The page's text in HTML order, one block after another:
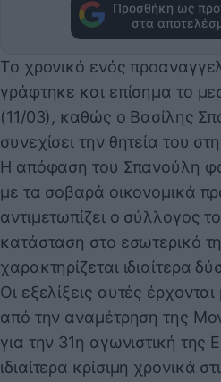
Προσθήκη ως
στα
Το χρονικό ενός
γράφτηκε και επίσημα το
(11/03), καθώς ο Βασίλης
συνεχίσει την θητεία του
Η απόφαση του Σπανούλη
με τα σοβαρά οικονομικά
αντιμετωπίζει ο σύλλογος
κατάσταση στο εσωτερικό
χαρακτηρίζεται ιδιαίτερα
Οι εξελίξεις αυτές
από την αναμέτρηση της
για την 31η αγωνιστική της
ιδιαίτερα κρίσιμη χρονικά